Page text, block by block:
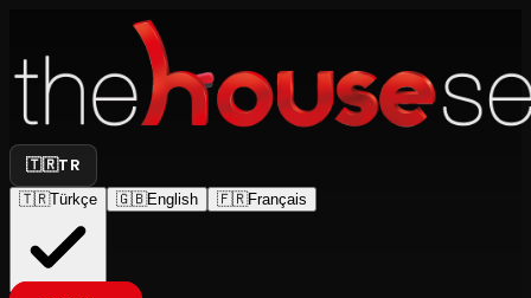
🇹🇷TR
🇹🇷Türkçe 🇬🇧English 🇫🇷Français